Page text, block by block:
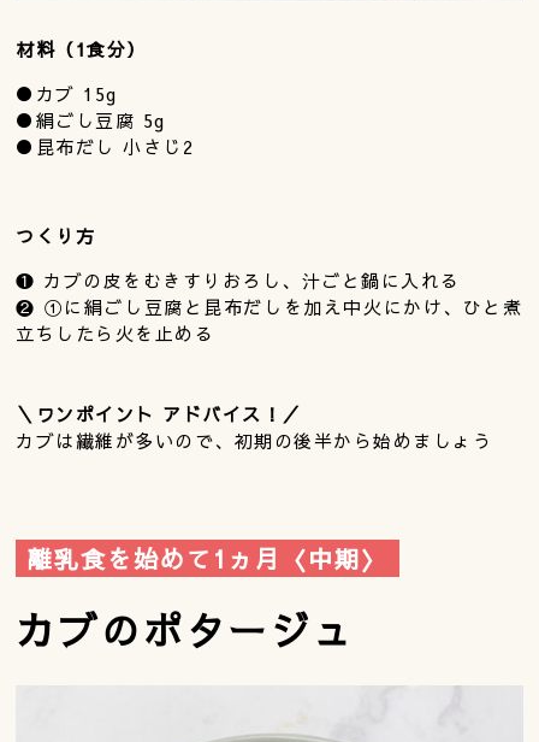
材料（1食分）
●カブ 15g
●絹ごし豆腐 5g
●昆布だし 小さじ2
つくり方
❶ カブの皮をむきすりおろし、汁ごと鍋に入れる
❷ ①に絹ごし豆腐と昆布だしを加え中火にかけ、ひと煮
立ちしたら火を止める
＼ワンポイント アドバイス！／
カブは繊維が多いので、初期の後半から始めましょう
離乳食を始めて1ヵ月〈中期〉
カブのポタージュ